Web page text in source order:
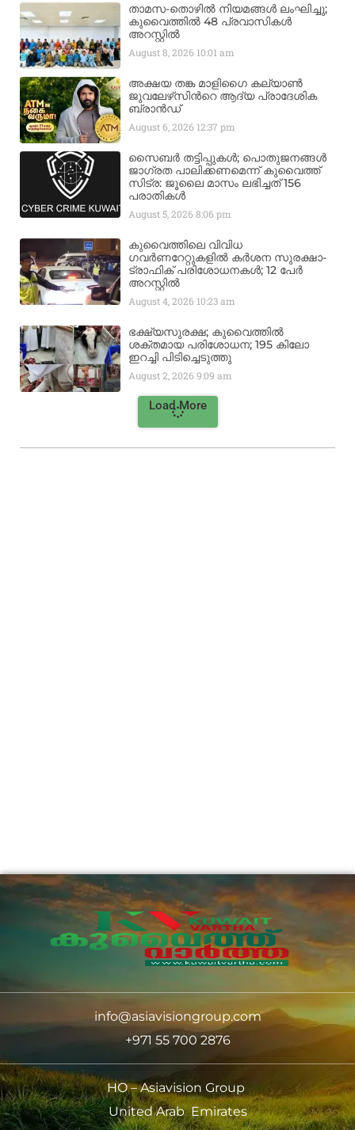
താമസ-തൊഴിൽ നിയമങ്ങൾ ലംഘിച്ചു;
കുവൈത്തിൽ 48 പ്രവാസികൾ
അറസ്റ്റിൽ
August 8, 2026 10:01 am
അക്ഷയ തങ്ക മാളിഗൈ കല്യാണ്‍
ജുവലേഴ്‌സിന്‍റെ ആദ്യ പ്രാദേശിക
ബ്രാന്‍ഡ്
August 6, 2026 12:37 pm
സൈബർ തട്ടിപ്പുകൾ; പൊതുജനങ്ങൾ
ജാഗ്രത പാലിക്കണമെന്ന് കുവൈത്ത്
സിട്ര: ജൂലൈ മാസം ലഭിച്ചത് 156
പരാതികൾ
August 5, 20268:06 pm
കുവൈത്തിലെ വിവിധ
ഗവർണറേറ്റുകളിൽ കർശന സുരക്ഷാ-
ട്രാഫിക് പരിശോധനകൾ; 12 പേർ
അറസ്റ്റിൽ
August 4, 2026 10:23 am
ഭക്ഷ്യസുരക്ഷ; കുവൈത്തിൽ
ശക്തമായ പരിശോധന; 195 കിലോ
ഇറച്ചി പിടിച്ചെടുത്തു
August 2, 20269:09 am
Load More
info@asiavisiongroup.com
+971 55 700 2876
HO – Asiavision Group
United Arab Emirates